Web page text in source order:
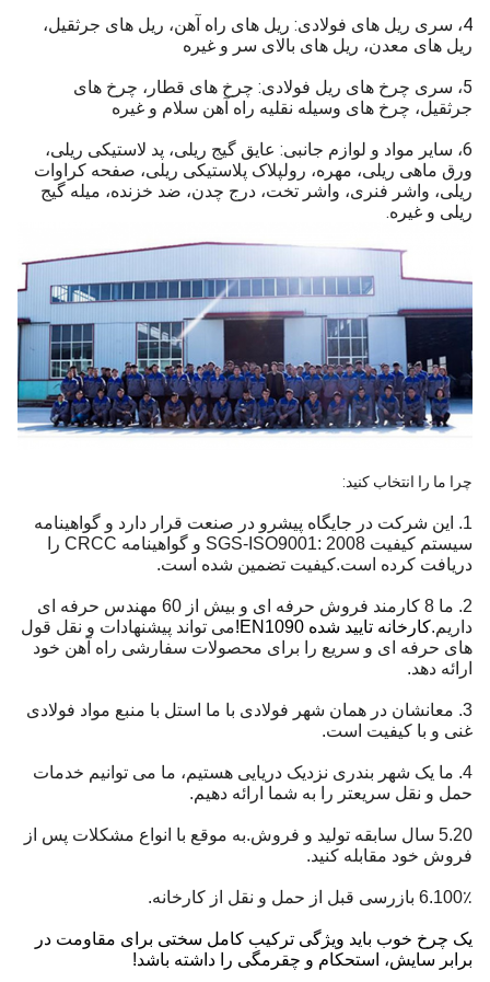
4، سری ریل های فولادی: ریل های راه آهن، ریل های جرثقیل،
ریل های معدن، ریل های بالای سر و غیره
5، سری چرخ های ریل فولادی: چرخ های قطار، چرخ های
جرثقیل، چرخ های وسیله نقلیه راه آهن سلام و غیره
6، سایر مواد و لوازم جانبی: عایق گیج ریلی، پد لاستیکی ریلی،
ورق ماهی ریلی، مهره، رولپلاک پلاستیکی ریلی، صفحه کراوات
ریلی، واشر فنری، واشر تخت، درج چدن، ضد خزنده، میله گیج
ریلی و غیره.
چرا ما را انتخاب کنید:
1. این شرکت در جایگاه پیشرو در صنعت قرار دارد و گواهینامه
سیستم کیفیت SGS-ISO9001: 2008 و گواهینامه CRCC را
دریافت کرده است.کیفیت تضمین شده است.
2. ما 8 کارمند فروش حرفه ای و بیش از 60 مهندس حرفه ای
داریم. کارخانه تایید شده EN1090!
می تواند پیشنهادات و نقل قول
های حرفه ای و سریع را برای محصولات سفارشی راه آهن خود
ارائه دهد.
3. معانشان در همان شهر فولادی با ما استل با منبع مواد فولادی
غنی و با کیفیت است.
4. ما یک شهر بندری نزدیک دریایی هستیم، ما می توانیم خدمات
حمل و نقل سریعتر را به شما ارائه دهیم.
5.20 سال سابقه تولید و فروش.به موقع با انواع مشکلات پس از
فروش خود مقابله کنید.
6.100٪ بازرسی قبل از حمل و نقل از کارخانه.
یک چرخ خوب باید ویژگی ترکیب کامل سختی برای مقاومت در
برابر سایش، استحکام و چقرمگی را داشته باشد!